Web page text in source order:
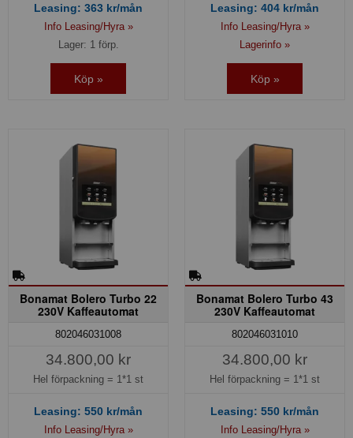
Leasing: 363 kr/mån
Info Leasing/Hyra »
Lager: 1 förp.
Köp »
Leasing: 404 kr/mån
Info Leasing/Hyra »
Lagerinfo »
Köp »
Bonamat Bolero Turbo 22
230V Kaffeautomat
802046031008
34.800,00 kr
Hel förpackning = 1*1 st
Leasing: 550 kr/mån
Info Leasing/Hyra »
Bonamat Bolero Turbo 43
230V Kaffeautomat
802046031010
34.800,00 kr
Hel förpackning = 1*1 st
Leasing: 550 kr/mån
Info Leasing/Hyra »